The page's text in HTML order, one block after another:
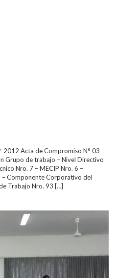
2012 Acta de Compromiso N° 03-
Grupo de trabajo – Nivel Directivo
Nro. 7 – MECIP Nro. 6 –
Componente Corporativo del
Trabajo Nro. 93 […]